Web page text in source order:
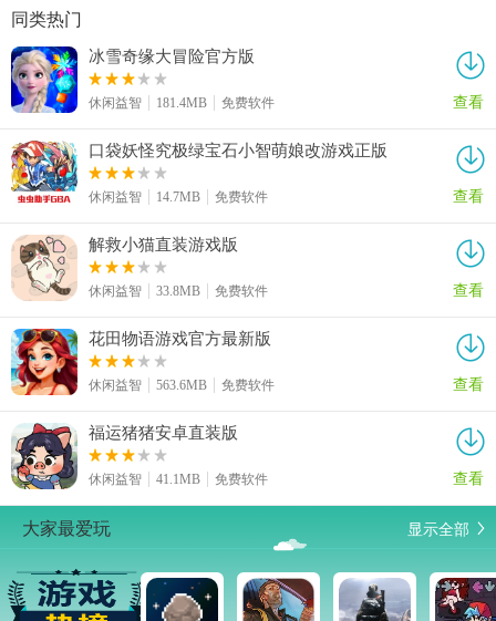
同类热门
冰雪奇缘大冒险官方版
休闲益智 181.4MB 免费软件 查看
口袋妖怪究极绿宝石小智萌娘改游戏正版
休闲益智 14.7MB 免费软件 查看
解救小猫直装游戏版
休闲益智 33.8MB 免费软件 查看
花田物语游戏官方最新版
休闲益智 563.6MB 免费软件 查看
福运猪猪安卓直装版
休闲益智 41.1MB 免费软件 查看
大家最爱玩 显示全部